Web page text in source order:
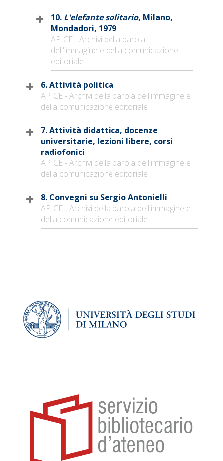
10. L'elefante solitario, Milano,
Mondadori, 1979
APICE - Archivi della parola
dell'immagine e della comunicazione
editoriale
6. Attività politica
APICE - Archivi della parola dell'immagine e
della comunicazione editoriale
7. Attività didattica, docenze
universitarie, lezioni libere, corsi
radiofonici
APICE - Archivi della parola dell'immagine e
della comunicazione editoriale
8. Convegni su Sergio Antonielli
APICE - Archivi della parola dell'immagine e
della comunicazione editoriale